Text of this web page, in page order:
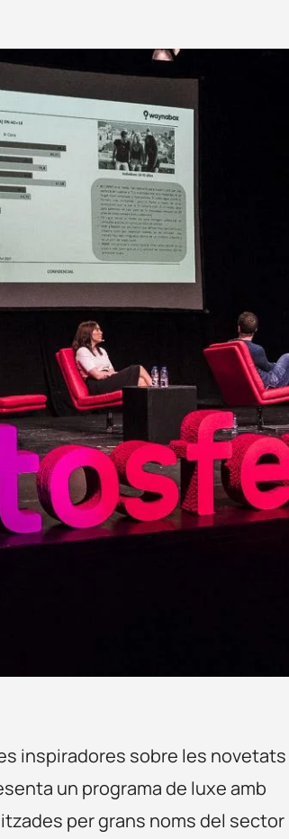
inspiradores sobre les novetats
un programa de luxe amb
per grans noms del sector